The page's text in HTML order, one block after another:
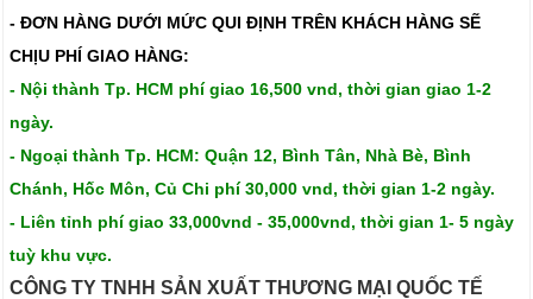
- ĐƠN HÀNG DƯỚI MỨC QUI ĐỊNH TRÊN KHÁCH HÀNG SẼ
CHỊU PHÍ GIAO HÀNG:
- Nội thành Tp. HCM phí giao 16,500 vnd, thời gian giao 1-2
ngày.
- Ngoại thành Tp. HCM: Quận 12, Bình Tân, Nhà Bè, Bình
Chánh, Hốc Môn, Củ Chi phí 30,000 vnd, thời gian 1-2 ngày.
- Liên tỉnh phí giao 33,000vnd - 35,000vnd, thời gian 1- 5 ngày
tuỳ khu vực.
CÔNG TY TNHH SẢN XUẤT THƯƠNG MẠI QUỐC TẾ